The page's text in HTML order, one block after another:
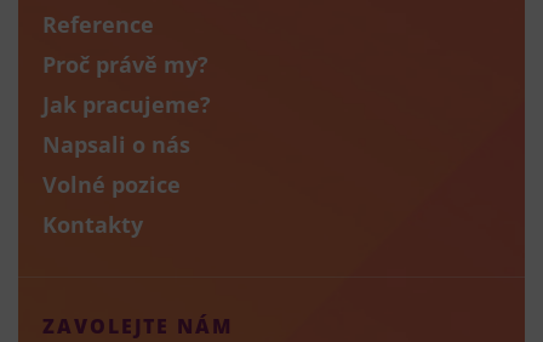
Reference
Proč právě my?
Jak pracujeme?
Napsali o nás
Volné pozice
Kontakty
ZAVOLEJTE NÁM